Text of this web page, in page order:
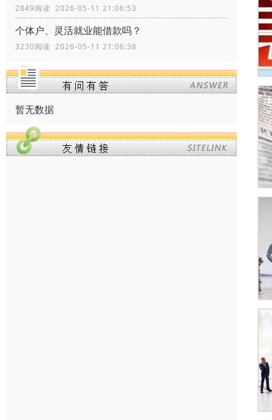
2849阅读 2026-05-11 21:06:53
个体户、灵活就业能借款吗？
3230阅读 2026-05-11 21:06:38
暂无数据